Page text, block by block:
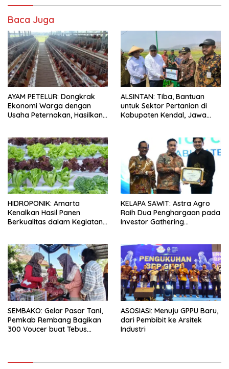
Baca Juga
AYAM PETELUR: Dongkrak
Ekonomi Warga dengan
Usaha Peternakan, Hasilkan
ALSINTAN: Tiba, Bantuan
untuk Sektor Pertanian di
Kabupaten Kendal, Jawa
HIDROPONIK: Amarta
Kenalkan Hasil Panen
Berkualitas dalam Kegiatan
KELAPA SAWIT: Astra Agro
Raih Dua Penghargaan pada
Investor Gathering
SEMBAKO: Gelar Pasar Tani,
Pemkab Rembang Bagikan
300 Voucer buat Tebus
ASOSIASI: Menuju GPPU Baru,
dari Pembibit ke Arsitek
Industri